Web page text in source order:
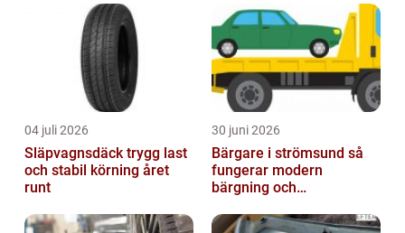
04 juli 2026
Släpvagnsdäck trygg last
och stabil körning året
runt
30 juni 2026
Bärgare i strömsund så
fungerar modern
bärgning och